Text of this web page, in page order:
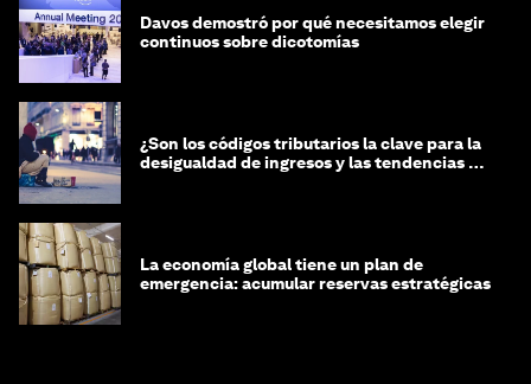
Davos demostró por qué necesitamos elegir
continuos sobre dicotomías
¿Son los códigos tributarios la clave para la
desigualdad de ingresos y las tendencias de
La economía global tiene un plan de
emergencia: acumular reservas estratégicas